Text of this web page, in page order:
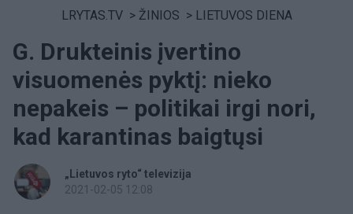
LRYTAS.TV > ŽINIOS > LIETUVOS DIENA
G. Drukteinis įvertino
visuomenės pyktį: nieko
nepakeis – politikai irgi nori,
kad karantinas baigtųsi
„Lietuvos ryto“ televizija
2021-02-05 12:08